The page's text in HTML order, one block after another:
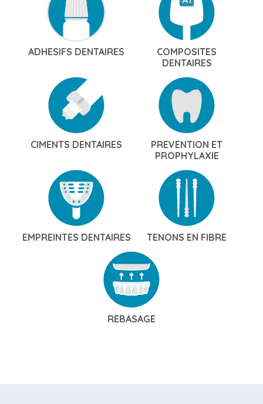
ADHESIFS DENTAIRES
COMPOSITES
DENTAIRES
CIMENTS DENTAIRES
PREVENTION ET
PROPHYLAXIE
EMPREINTES DENTAIRES TENONS EN FIBRE
REBASAGE